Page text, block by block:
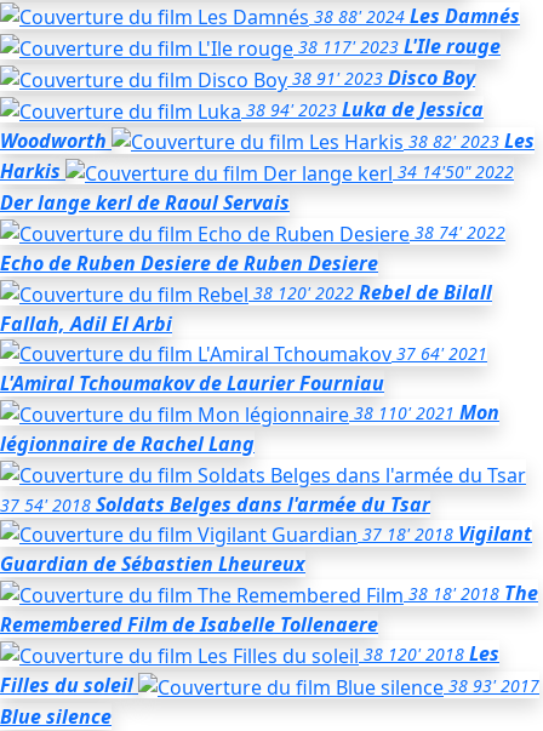
38 88' 2024 Les Damnés
38 117' 2023 L'Ile rouge
38 91' 2023 Disco Boy
38 94' 2023 Lukade Jessica
Woodworth
38 82' 2023 Les
Harkis
34 14'50" 2022
Der lange kerlde Raoul Servais
38 74' 2022
Echo de Ruben Desierede Ruben Desiere
38 120' 2022 Rebelde Bilall
Fallah, Adil El Arbi
37 64' 2021
L'Amiral Tchoumakovde Laurier Fourniau
38 110' 2021 Mon
légionnairede Rachel Lang
37 54' 2018 Soldats Belges dans l'armée du Tsar
37 18' 2018 Vigilant
Guardian de Sébastien Lheureux
38 18' 2018 The
Remembered Filmde Isabelle Tollenaere
38 120' 2018 Les
Filles du soleil
38 93' 2017
Blue silence